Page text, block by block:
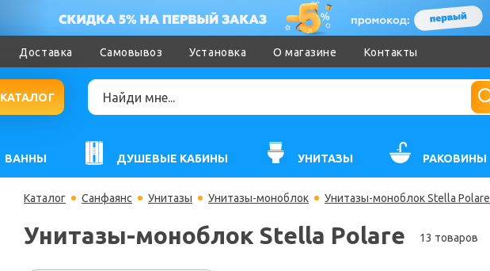
Доставка Самовывоз Установка О магазине Контакты
КАТАЛОГ
ВАННЫ ДУШЕВЫЕ КАБИНЫ УНИТАЗЫ РАКОВИНЫ
Каталог Санфаянс Унитазы Унитазы-моноблок Унитазы-моноблок Stella Polare
Унитазы-моноблок Stella Polare 13 товаров